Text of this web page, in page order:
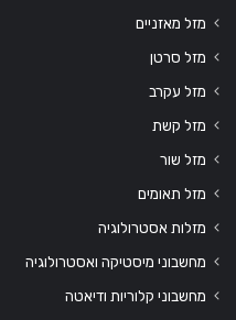
מזל מאזניים
מזל סרטן
מזל עקרב
מזל קשת
מזל שור
מזל תאומים
מזלות אסטרולוגיה
מחשבוני מיסטיקה ואסטרולוגיה
מחשבוני קלוריות ודיאטה